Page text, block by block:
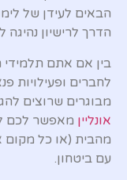
הבאים לעידן של
הדרך לרישיון נהיגה
בין אם אתם תלמידי
לחברים ופעילויות
מבוגרים שרוצים
אונליין מאפשר לכם
מהבית (או כל מקום
עם ביטחון.